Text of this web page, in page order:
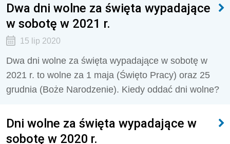
Dwa dni wolne za święta wypadające
w sobotę w 2021 r.
15 lip 2020
Dwa dni wolne za święta wypadające w sobotę w
2021 r. to wolne za 1 maja (Święto Pracy) oraz 25
grudnia (Boże Narodzenie). Kiedy oddać dni wolne?
Dni wolne za święta wypadające w
sobotę w 2020 r.